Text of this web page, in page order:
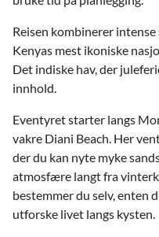
Reisen kombinerer
Kenyas mest ikoniske
Det indiske hav, der
innhold.
Eventyret starter langs
vakre Diani Beach. Her
der du kan nyte myke
atmosfære langt fra
bestemmer du selv, enten
utforske livet langs kysten.